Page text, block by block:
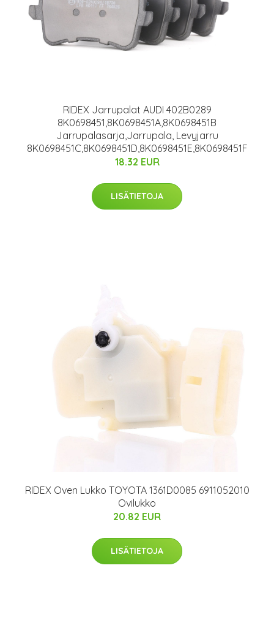
RIDEX Jarrupalat AUDI 402B0289
8K0698451,8K0698451A,8K0698451B
Jarrupalasarja,Jarrupala, Levyjarru
8K0698451C,8K0698451D,8K0698451E,8K0698451F
18.32 EUR
LISÄTIETOJA
RIDEX Oven Lukko TOYOTA 1361D0085 6911052010
Ovilukko
20.82 EUR
LISÄTIETOJA